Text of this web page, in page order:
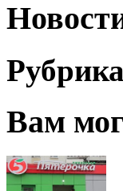
Вам